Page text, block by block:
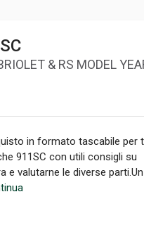
& RS MODEL
in formato tascabile per
911SC con utili consigli su
e valutarne le diverse parti.Un